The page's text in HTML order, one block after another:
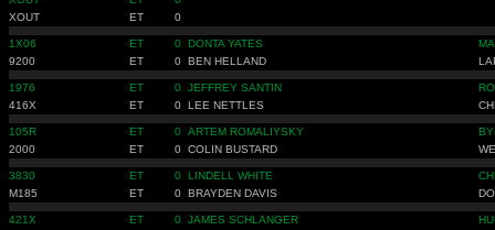
XOUT
ET 0
1X06 ET 0 DONTA YATES
9200
ET 0 BEN HELLAND
1976 ET 0 JEFFREY SANTIN
416X
ET 0 LEE NETTLES
105R ET 0 ARTEM ROMALIYSKY
2000
ET 0 COLIN BUSTARD
3830 ET 0 LINDELL WHITE
M185
ET 0 BRAYDEN DAVIS
421X ET 0 JAMES SCHLANGER